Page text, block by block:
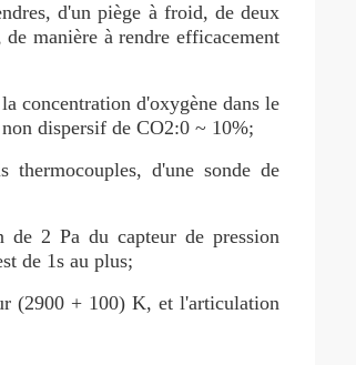
d'un piège à froid, de deux
manière à rendre efficacement
concentration d'oxygène dans le
dispersif de CO2:0 ~ 10%;
d'une sonde de
de 2 Pa du capteur de pression
de 1s au plus;
(2900 + 100) K, et l'articulation